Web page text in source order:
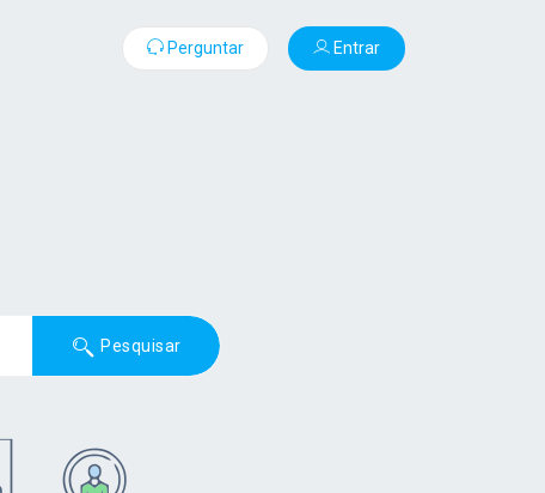
Perguntar Entrar
Pesquisar